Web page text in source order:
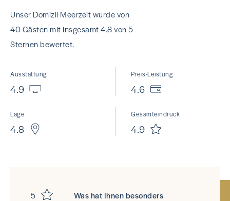
Unser Domizil Meerzeit wurde von
40 Gästen mit insgesamt 4.8 von 5
Sternen bewertet.
Ausstattung
4.9
Preis-Leistung
4.6
Lage
4.8
Gesamteindruck
4.9
5
Was hat Ihnen besonders